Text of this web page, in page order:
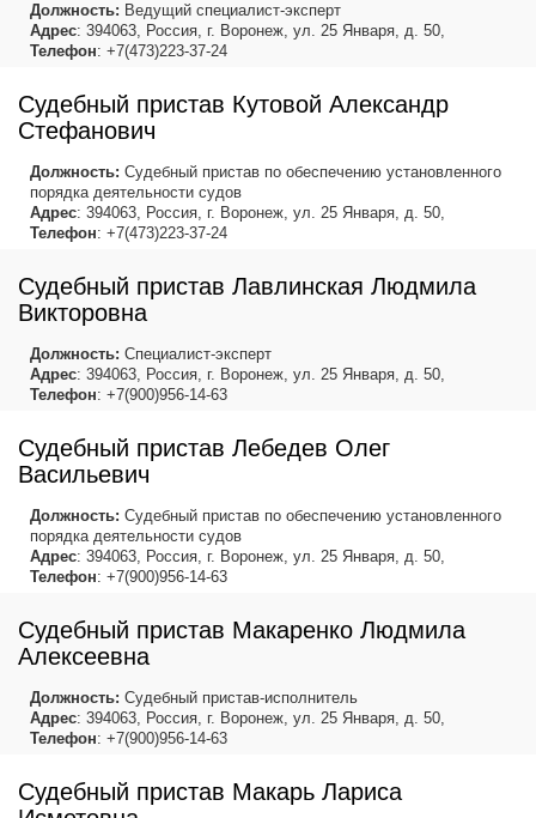
Должность: Ведущий специалист-эксперт
Адрес: 394063, Россия, г. Воронеж, ул. 25 Января, д. 50,
Телефон: +7(473)223-37-24
Судебный пристав Кутовой Александр
Стефанович
Должность: Судебный пристав по обеспечению установленного
порядка деятельности судов
Адрес: 394063, Россия, г. Воронеж, ул. 25 Января, д. 50,
Телефон: +7(473)223-37-24
Судебный пристав Лавлинская Людмила
Викторовна
Должность: Специалист-эксперт
Адрес: 394063, Россия, г. Воронеж, ул. 25 Января, д. 50,
Телефон: +7(900)956-14-63
Судебный пристав Лебедев Олег
Васильевич
Должность: Судебный пристав по обеспечению установленного
порядка деятельности судов
Адрес: 394063, Россия, г. Воронеж, ул. 25 Января, д. 50,
Телефон: +7(900)956-14-63
Судебный пристав Макаренко Людмила
Алексеевна
Должность: Судебный пристав-исполнитель
Адрес: 394063, Россия, г. Воронеж, ул. 25 Января, д. 50,
Телефон: +7(900)956-14-63
Судебный пристав Макарь Лариса